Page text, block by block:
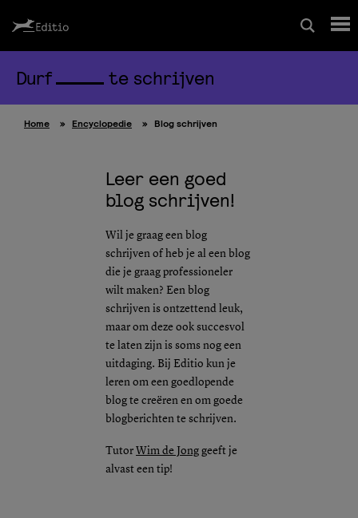
Schrijfcursussen
Leesrapport/begeleiding
Wedstrijd
Magazine
Editio Producties
Mijn Editio
Durf te schrijven
Home » Encyclopedie » Blog schrijven
Leer een goed
blog schrijven!
Wil je graag een blog
schrijven of heb je al een blog
die je graag professioneler
wilt maken? Een blog
schrijven is ontzettend leuk,
maar om deze ook succesvol
te laten zijn is soms nog een
uitdaging. Bij Editio kun je
leren om een goedlopende
blog te creëren en om goede
blogberichten te schrijven.
Tutor Wim de Jong geeft je
alvast een tip!